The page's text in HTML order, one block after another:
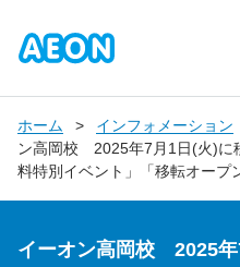
ホーム インフォメーション
ン高岡校 2025年7月1日(火)に
料特別イベント」「移転オープ
イーオン高岡校 2025年